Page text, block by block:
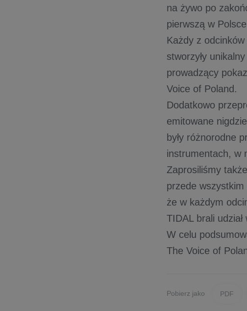
na żywo po
pierwszą w
Każdy z
stworzyły
prowadzący
Voice of Poland.
Dodatkowo
emitowane
były różnorodne
instrumentach, w
Zaprosiliśmy
przede
że w każdym
TIDAL brali
W celu
The Voice of
Pobierz jako PDF